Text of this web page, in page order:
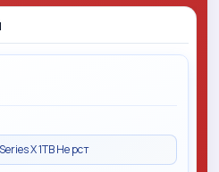
X 1TB Не рст